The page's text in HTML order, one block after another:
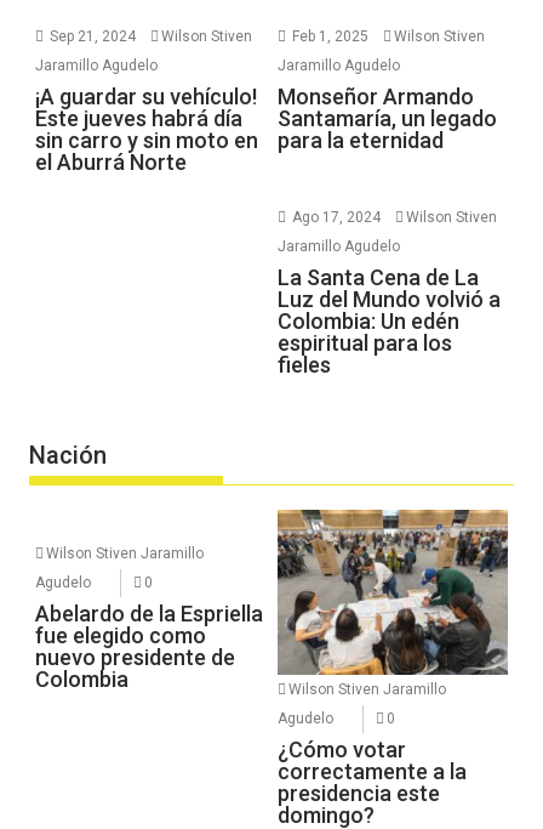
Sep 21, 2024
Wilson Stiven
Jaramillo Agudelo
¡A guardar su vehículo!
Este jueves habrá día
sin carro y sin moto en
el Aburrá Norte
Feb 1, 2025
Wilson Stiven
Jaramillo Agudelo
Monseñor Armando
Santamaría, un legado
para la eternidad
Ago 17, 2024
Wilson Stiven
Jaramillo Agudelo
La Santa Cena de La
Luz del Mundo volvió a
Colombia: Un edén
espiritual para los
fieles
Nación
Wilson Stiven Jaramillo
Agudelo
0
Abelardo de la Espriella
fue elegido como
nuevo presidente de
Colombia
Wilson Stiven Jaramillo
Agudelo
0
¿Cómo votar
correctamente a la
presidencia este
domingo?